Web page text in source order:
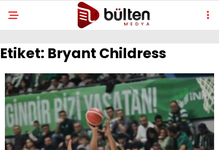
Etiket: Bryant Childress